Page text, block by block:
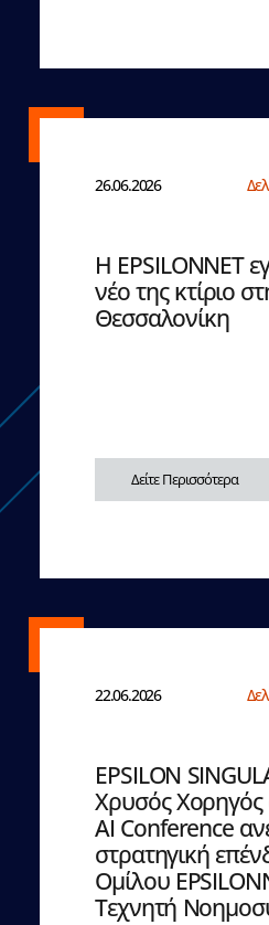
26.06.2026
Η EPSILONNET
νέο της κτίριο
Θεσσαλονίκη
Δείτε Περισσότερα
22.06.2026
EPSILON
Χρυσός
AI Conference
στρατηγική
Ομίλου
Τεχνητή